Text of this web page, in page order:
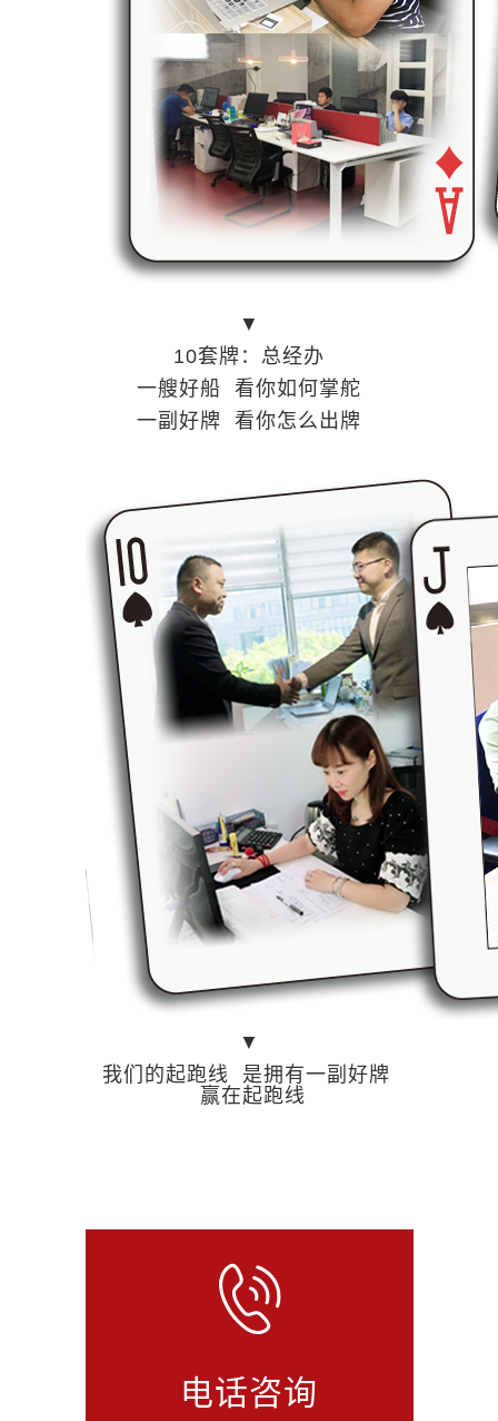
▼
10套牌：总经办
一艘好船 看你如何掌舵
一副好牌 看你怎么出牌
▼
我们的起跑线 是拥有一副好牌
赢在起跑线
电话咨询